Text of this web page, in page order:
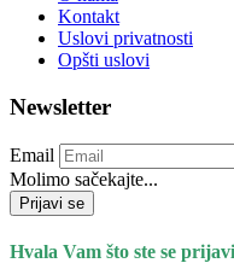
Kontakt
Uslovi privatnosti
Opšti uslovi
Newsletter
Email
Molimo sačekajte...
Prijavi se
Hvala Vam što ste se